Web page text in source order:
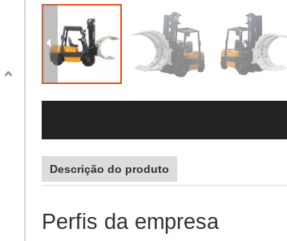
Descrição do produto
Perfis da empresa